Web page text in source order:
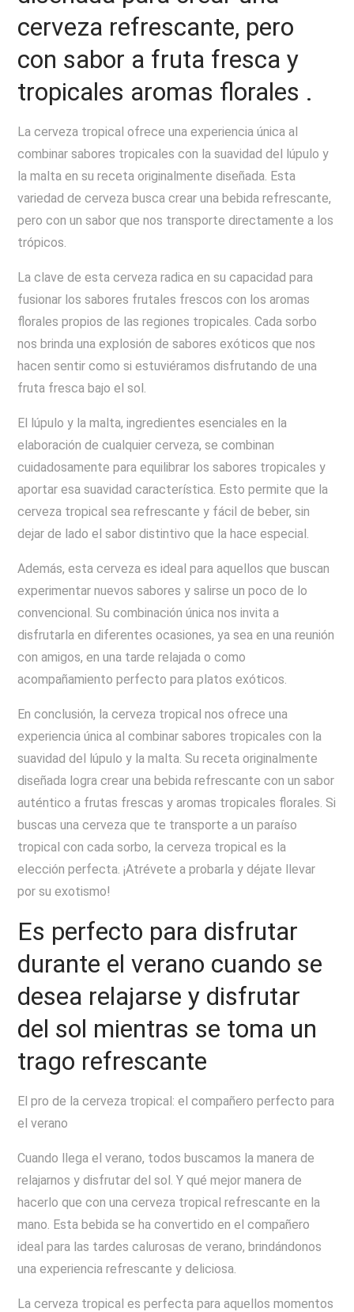
cerveza refrescante, pero
con sabor a fruta fresca y
tropicales aromas florales .
La cerveza tropical ofrece una experiencia única al
combinar sabores tropicales con la suavidad del lúpulo y
la malta en su receta originalmente diseñada. Esta
variedad de cerveza busca crear una bebida refrescante,
pero con un sabor que nos transporte directamente a los
trópicos.
La clave de esta cerveza radica en su capacidad para
fusionar los sabores frutales frescos con los aromas
florales propios de las regiones tropicales. Cada sorbo
nos brinda una explosión de sabores exóticos que nos
hacen sentir como si estuviéramos disfrutando de una
fruta fresca bajo el sol.
El lúpulo y la malta, ingredientes esenciales en la
elaboración de cualquier cerveza, se combinan
cuidadosamente para equilibrar los sabores tropicales y
aportar esa suavidad característica. Esto permite que la
cerveza tropical sea refrescante y fácil de beber, sin
dejar de lado el sabor distintivo que la hace especial.
Además, esta cerveza es ideal para aquellos que buscan
experimentar nuevos sabores y salirse un poco de lo
convencional. Su combinación única nos invita a
disfrutarla en diferentes ocasiones, ya sea en una reunión
con amigos, en una tarde relajada o como
acompañamiento perfecto para platos exóticos.
En conclusión, la cerveza tropical nos ofrece una
experiencia única al combinar sabores tropicales con la
suavidad del lúpulo y la malta. Su receta originalmente
diseñada logra crear una bebida refrescante con un sabor
auténtico a frutas frescas y aromas tropicales florales. Si
buscas una cerveza que te transporte a un paraíso
tropical con cada sorbo, la cerveza tropical es la
elección perfecta. ¡Atrévete a probarla y déjate llevar
por su exotismo!
Es perfecto para disfrutar
durante el verano cuando se
desea relajarse y disfrutar
del sol mientras se toma un
trago refrescante
El pro de la cerveza tropical: el compañero perfecto para
el verano
Cuando llega el verano, todos buscamos la manera de
relajarnos y disfrutar del sol. Y qué mejor manera de
hacerlo que con una cerveza tropical refrescante en la
mano. Esta bebida se ha convertido en el compañero
ideal para las tardes calurosas de verano, brindándonos
una experiencia refrescante y deliciosa.
La cerveza tropical es perfecta para aquellos momentos